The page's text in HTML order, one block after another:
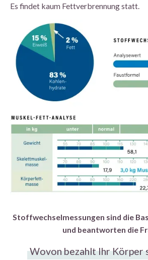
Es findet kaum Fettverbrennung statt.
Stoffwechselmessungen sind die
und beantworten die
Wovon bezahlt Ihr Körper